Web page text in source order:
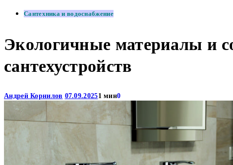
Сантехника и водоснабжение
Экологичные материалы и
сантехустройств
Андрей Корнилов 07.09.20251 мин0